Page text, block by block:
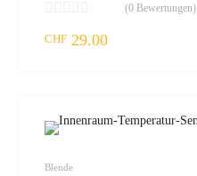
(0 Bewertungen)
CHF 29.00
Blende